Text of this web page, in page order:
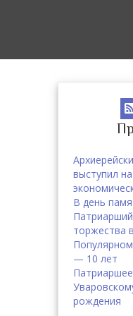
выступил
В день
Патриарший
торжества
— 10 лет
рождения